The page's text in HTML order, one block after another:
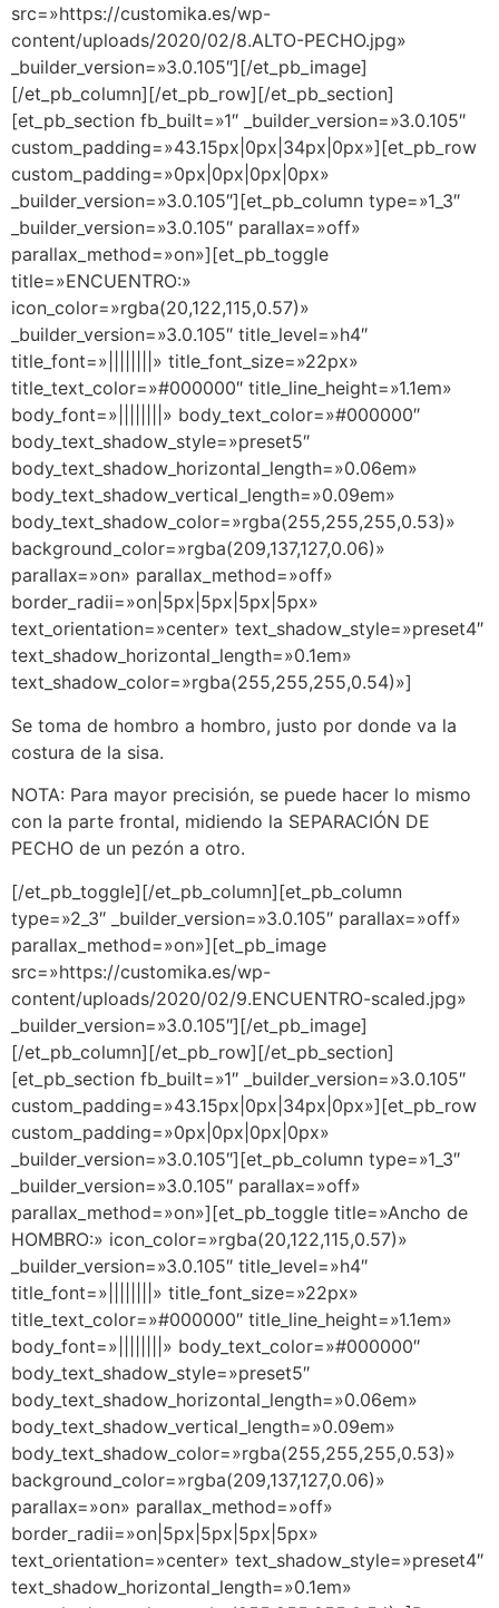
src=»https://customika.es/wp-
content/uploads/2020/02/8.ALTO-PECHO.jpg»
_builder_version=»3.0.105″][/et_pb_image]
[/et_pb_column][/et_pb_row][/et_pb_section]
[et_pb_section fb_built=»1″ _builder_version=»3.0.105″
custom_padding=»43.15px|0px|34px|0px»][et_pb_row
custom_padding=»0px|0px|0px|0px»
_builder_version=»3.0.105″][et_pb_column type=»1_3″
_builder_version=»3.0.105″ parallax=»off»
parallax_method=»on»][et_pb_toggle
title=»ENCUENTRO:»
icon_color=»rgba(20,122,115,0.57)»
_builder_version=»3.0.105″ title_level=»h4″
title_font=»||||||||» title_font_size=»22px»
title_text_color=»#000000″ title_line_height=»1.1em»
body_font=»||||||||» body_text_color=»#000000″
body_text_shadow_style=»preset5″
body_text_shadow_horizontal_length=»0.06em»
body_text_shadow_vertical_length=»0.09em»
body_text_shadow_color=»rgba(255,255,255,0.53)»
background_color=»rgba(209,137,127,0.06)»
parallax=»on» parallax_method=»off»
border_radii=»on|5px|5px|5px|5px»
text_orientation=»center» text_shadow_style=»preset4″
text_shadow_horizontal_length=»0.1em»
text_shadow_color=»rgba(255,255,255,0.54)»]
Se toma de hombro a hombro, justo por donde va la
costura de la sisa.
NOTA: Para mayor precisión, se puede hacer lo mismo
con la parte frontal, midiendo la SEPARACIÓN DE
PECHO de un pezón a otro.
[/et_pb_toggle][/et_pb_column][et_pb_column
type=»2_3″ _builder_version=»3.0.105″ parallax=»off»
parallax_method=»on»][et_pb_image
src=»https://customika.es/wp-
content/uploads/2020/02/9.ENCUENTRO-scaled.jpg»
_builder_version=»3.0.105″][/et_pb_image]
[/et_pb_column][/et_pb_row][/et_pb_section]
[et_pb_section fb_built=»1″ _builder_version=»3.0.105″
custom_padding=»43.15px|0px|34px|0px»][et_pb_row
custom_padding=»0px|0px|0px|0px»
_builder_version=»3.0.105″][et_pb_column type=»1_3″
_builder_version=»3.0.105″ parallax=»off»
parallax_method=»on»][et_pb_toggle title=»Ancho de
HOMBRO:» icon_color=»rgba(20,122,115,0.57)»
_builder_version=»3.0.105″ title_level=»h4″
title_font=»||||||||» title_font_size=»22px»
title_text_color=»#000000″ title_line_height=»1.1em»
body_font=»||||||||» body_text_color=»#000000″
body_text_shadow_style=»preset5″
body_text_shadow_horizontal_length=»0.06em»
body_text_shadow_vertical_length=»0.09em»
body_text_shadow_color=»rgba(255,255,255,0.53)»
background_color=»rgba(209,137,127,0.06)»
parallax=»on» parallax_method=»off»
border_radii=»on|5px|5px|5px|5px»
text_orientation=»center» text_shadow_style=»preset4″
text_shadow_horizontal_length=»0.1em»